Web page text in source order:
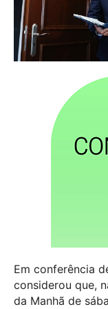
Em conferência
considerou que,
da Manhã de